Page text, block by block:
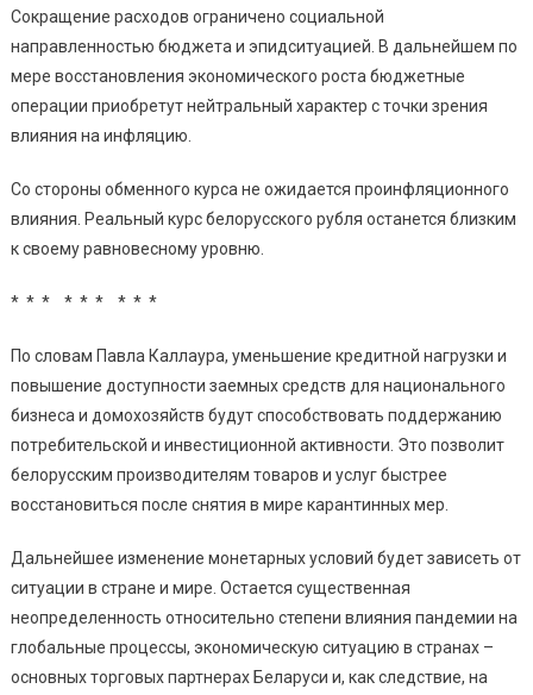
Сокращение расходов ограничено социальной
направленностью бюджета и эпидситуацией. В дальнейшем по
мере восстановления экономического роста бюджетные
операции приобретут нейтральный характер с точки зрения
влияния на инфляцию.
Со стороны обменного курса не ожидается проинфляционного
влияния. Реальный курс белорусского рубля останется близким
к своему равновесному уровню.
* * * * * * * * *
По словам Павла Каллаура, уменьшение кредитной нагрузки и
повышение доступности заемных средств для национального
бизнеса и домохозяйств будут способствовать поддержанию
потребительской и инвестиционной активности. Это позволит
белорусским производителям товаров и услуг быстрее
восстановиться после снятия в мире карантинных мер.
Дальнейшее изменение монетарных условий будет зависеть от
ситуации в стране и мире. Остается существенная
неопределенность относительно степени влияния пандемии на
глобальные процессы, экономическую ситуацию в странах –
основных торговых партнерах Беларуси и, как следствие, на